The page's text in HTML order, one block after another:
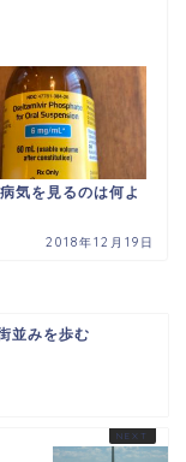
気を見るのは何よ
2018年12月19日
並みを歩む